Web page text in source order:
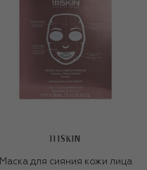
111SKIN
Маска для сияния кожи лица